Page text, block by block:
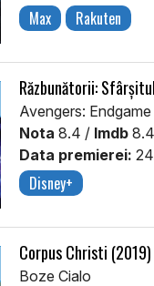
Max Rakuten
Răzbunătorii:
Avengers: Endgame
Nota 8.4 / Imdb 8.4
Data premierei:
Disney+
Corpus Christi (2019)
Boze Cialo